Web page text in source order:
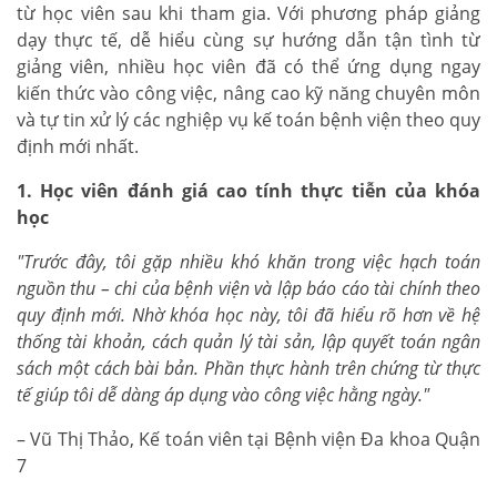
từ học viên sau khi tham gia. Với phương pháp giảng
dạy thực tế, dễ hiểu cùng sự hướng dẫn tận tình từ
giảng viên, nhiều học viên đã có thể ứng dụng ngay
kiến thức vào công việc, nâng cao kỹ năng chuyên môn
và tự tin xử lý các nghiệp vụ kế toán bệnh viện theo quy
định mới nhất.
1. Học viên đánh giá cao tính thực tiễn của khóa
học
"Trước đây, tôi gặp nhiều khó khăn trong việc hạch toán
nguồn thu – chi của bệnh viện và lập báo cáo tài chính theo
quy định mới. Nhờ khóa học này, tôi đã hiểu rõ hơn về hệ
thống tài khoản, cách quản lý tài sản, lập quyết toán ngân
sách một cách bài bản. Phần thực hành trên chứng từ thực
tế giúp tôi dễ dàng áp dụng vào công việc hằng ngày."
– Vũ Thị Thảo, Kế toán viên tại Bệnh viện Đa khoa Quận
7